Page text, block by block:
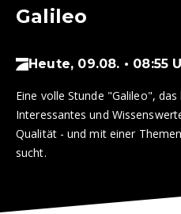
Galileo
Heute, 09.08. • 08:55
Eine volle Stunde "Galileo",
Interessantes und
Qualität - und mit einer
sucht.